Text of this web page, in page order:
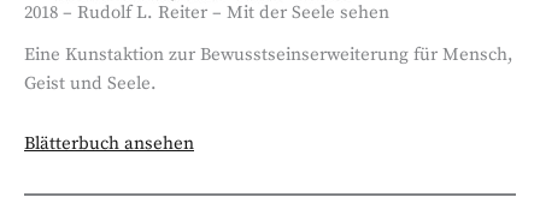
2018 – Rudolf L. Reiter – Mit der Seele sehen
Eine Kunstaktion zur Bewusstseinserweiterung für Mensch,
Geist und Seele.
Blätterbuch ansehen